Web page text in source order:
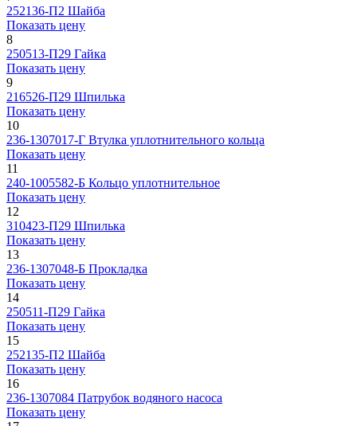
252136-П2 Шайба
Показать цену
8
250513-П29 Гайка
Показать цену
9
216526-П29 Шпилька
Показать цену
10
236-1307017-Г Втулка уплотнительного кольца
Показать цену
11
240-1005582-Б Кольцо уплотнительное
Показать цену
12
310423-П29 Шпилька
Показать цену
13
236-1307048-Б Прокладка
Показать цену
14
250511-П29 Гайка
Показать цену
15
252135-П2 Шайба
Показать цену
16
236-1307084 Патрубок водяного насоса
Показать цену